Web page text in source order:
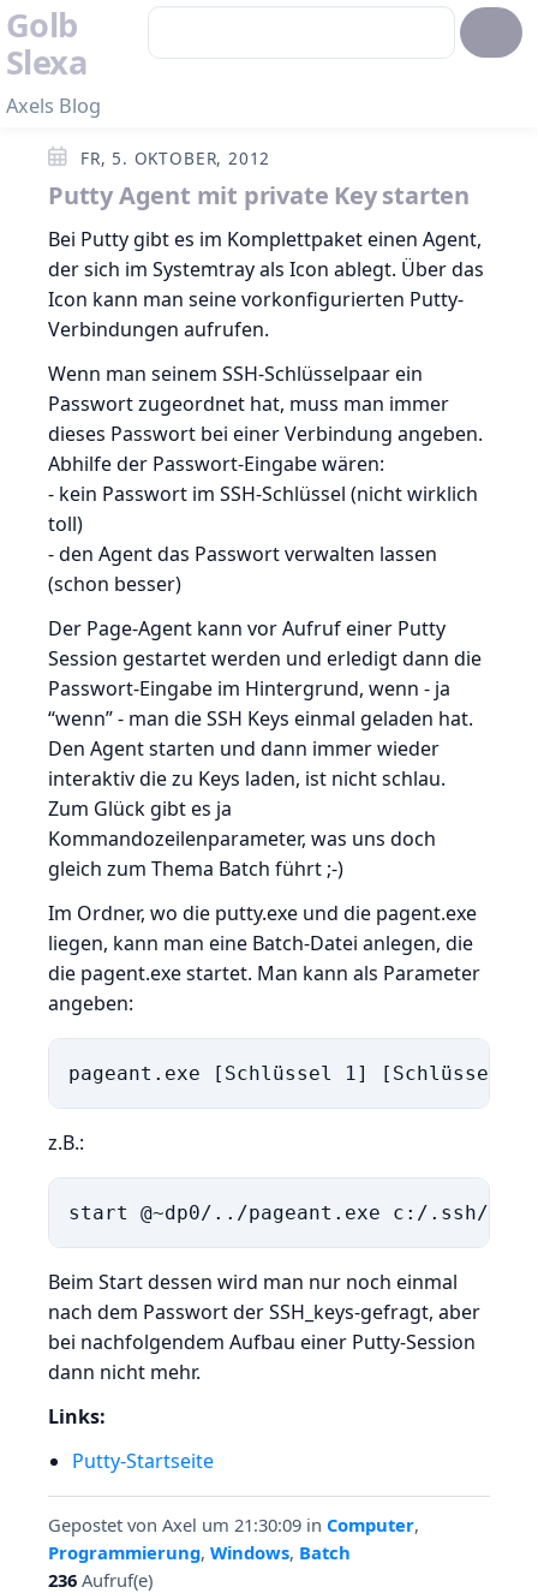
Golb
Slexa
Axels Blog
FR, 5. OKTOBER, 2012
Putty Agent mit private Key starten
Bei Putty gibt es im Komplettpaket einen Agent,
der sich im Systemtray als Icon ablegt. Über das
Icon kann man seine vorkonfigurierten Putty-
Verbindungen aufrufen.
Wenn man seinem SSH-Schlüsselpaar ein
Passwort zugeordnet hat, muss man immer
dieses Passwort bei einer Verbindung angeben.
Abhilfe der Passwort-Eingabe wären:
- kein Passwort im SSH-Schlüssel (nicht wirklich
toll)
- den Agent das Passwort verwalten lassen
(schon besser)
Der Page-Agent kann vor Aufruf einer Putty
Session gestartet werden und erledigt dann die
Passwort-Eingabe im Hintergrund, wenn - ja
“wenn” - man die SSH Keys einmal geladen hat.
Den Agent starten und dann immer wieder
interaktiv die zu Keys laden, ist nicht schlau.
Zum Glück gibt es ja
Kommandozeilenparameter, was uns doch
gleich zum Thema Batch führt ;-)
Im Ordner, wo die putty.exe und die pagent.exe
liegen, kann man eine Batch-Datei anlegen, die
die pagent.exe startet. Man kann als Parameter
angeben:
pageant.exe [Schlüssel 1] [Schlüssel
z.B.:
start @~dp0/../pageant.exe c:/.ssh/
Beim Start dessen wird man nur noch einmal
nach dem Passwort der SSH_keys-gefragt, aber
bei nachfolgendem Aufbau einer Putty-Session
dann nicht mehr.
Links:
Putty-Startseite
Gepostet von Axel um 21:30:09 in Computer,
Programmierung, Windows, Batch
236 Aufruf(e)